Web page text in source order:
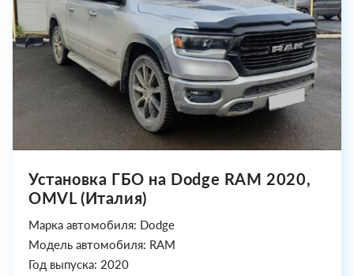
Установка ГБО на Dodge RAM 2020,
OMVL (Италия)
Марка автомобиля: Dodge
Модель автомобиля: RAM
Год выпуска: 2020